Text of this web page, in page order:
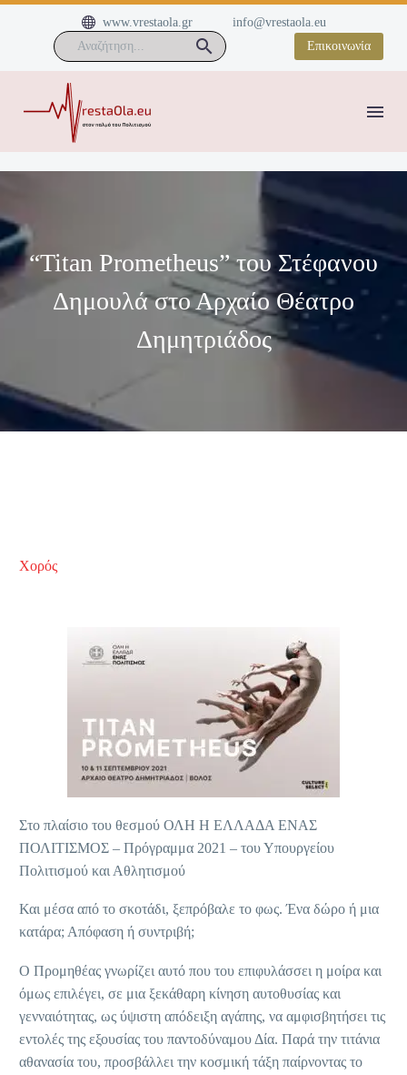

 www.vrestaola.gr
info@vrestaola.eu
Επικοινωνία
“Titan Prometheus” του Στέφανου
Δημουλά στο Αρχαίο Θέατρο
Δημητριάδος
Χορός
Στο πλαίσιο του θεσμού ΟΛΗ Η ΕΛΛΑΔΑ ΕΝΑΣ
ΠΟΛΙΤΙΣΜΟΣ – Πρόγραμμα 2021 – του Υπουργείου
Πολιτισμού και Αθλητισμού
Και μέσα από το σκοτάδι, ξεπρόβαλε το φως. Ένα δώρο ή μια
κατάρα; Απόφαση ή συντριβή;
Ο Προμηθέας γνωρίζει αυτό που του επιφυλάσσει η μοίρα και
όμως επιλέγει, σε μια ξεκάθαρη κίνηση αυτοθυσίας και
γενναιότητας, ως ύψιστη απόδειξη αγάπης, να αμφισβητήσει τις
εντολές της εξουσίας του παντοδύναμου Δία. Παρά την τιτάνια
αθανασία του, προσβάλλει την κοσμική τάξη παίρνοντας το